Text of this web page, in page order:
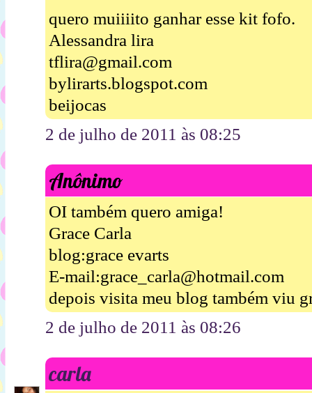
quero muiiiito ganhar esse kit fofo.
Alessandra lira
tflira@gmail.com
bylirarts.blogspot.com
beijocas
2 de julho de 2011 às 08:25
Anônimo
OI também quero amiga!
Grace Carla
blog:grace evarts
E-mail:grace_carla@hotmail.com
depois visita meu blog também viu
2 de julho de 2011 às 08:26
carla